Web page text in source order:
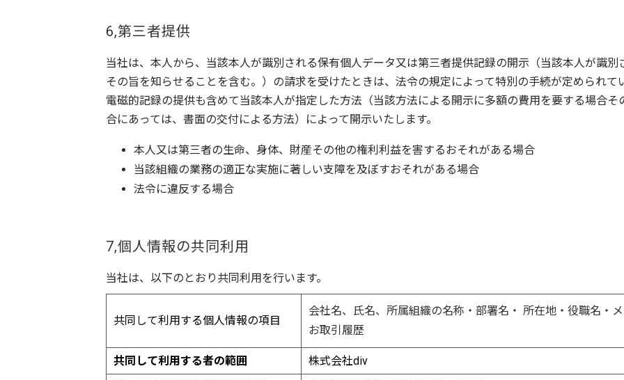
6,第三者提供
当社は、本人から、当該本人が識別される保有個人データ又は第三者提供記録の開示（当該本人が識
その旨を知らせることを含む。）の請求を受けたときは、法令の規定によって特別の手続が定められ
電磁的記録の提供も含めて当該本人が指定した方法（当該方法による開示に多額の費用を要する場合
合にあっては、書面の交付による方法）によって開示いたします。
本人又は第三者の生命、身体、財産その他の権利利益を害するおそれがある場合
当該組織の業務の適正な実施に著しい支障を及ぼすおそれがある場合
法令に違反する場合
7,個人情報の共同利用
当社は、以下のとおり共同利用を行います。
共同して利用する個人情報の項目
会社名、氏名、所属組織の名称・部署名・ 所在地・役職名・
お取引履歴
共同して利用する者の範囲
株式会社div